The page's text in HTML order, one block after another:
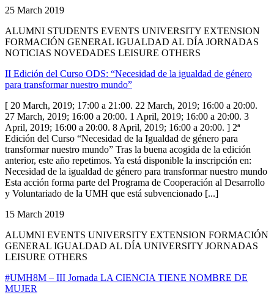
25 March 2019
ALUMNI STUDENTS EVENTS UNIVERSITY EXTENSION
FORMACIÓN GENERAL IGUALDAD AL DÍA JORNADAS
NOTICIAS NOVEDADES LEISURE OTHERS
II Edición del Curso ODS: “Necesidad de la igualdad de género
para transformar nuestro mundo”
[ 20 March, 2019; 17:00 a 21:00. 22 March, 2019; 16:00 a 20:00.
27 March, 2019; 16:00 a 20:00. 1 April, 2019; 16:00 a 20:00. 3
April, 2019; 16:00 a 20:00. 8 April, 2019; 16:00 a 20:00. ] 2ª
Edición del Curso “Necesidad de la Igualdad de género para
transformar nuestro mundo” Tras la buena acogida de la edición
anterior, este año repetimos. Ya está disponible la inscripción en:
Necesidad de la igualdad de género para transformar nuestro mundo
Esta acción forma parte del Programa de Cooperación al Desarrollo
y Voluntariado de la UMH que está subvencionado [...]
15 March 2019
ALUMNI EVENTS UNIVERSITY EXTENSION FORMACIÓN
GENERAL IGUALDAD AL DÍA UNIVERSITY JORNADAS
LEISURE OTHERS
#UMH8M – III Jornada LA CIENCIA TIENE NOMBRE DE
MUJER